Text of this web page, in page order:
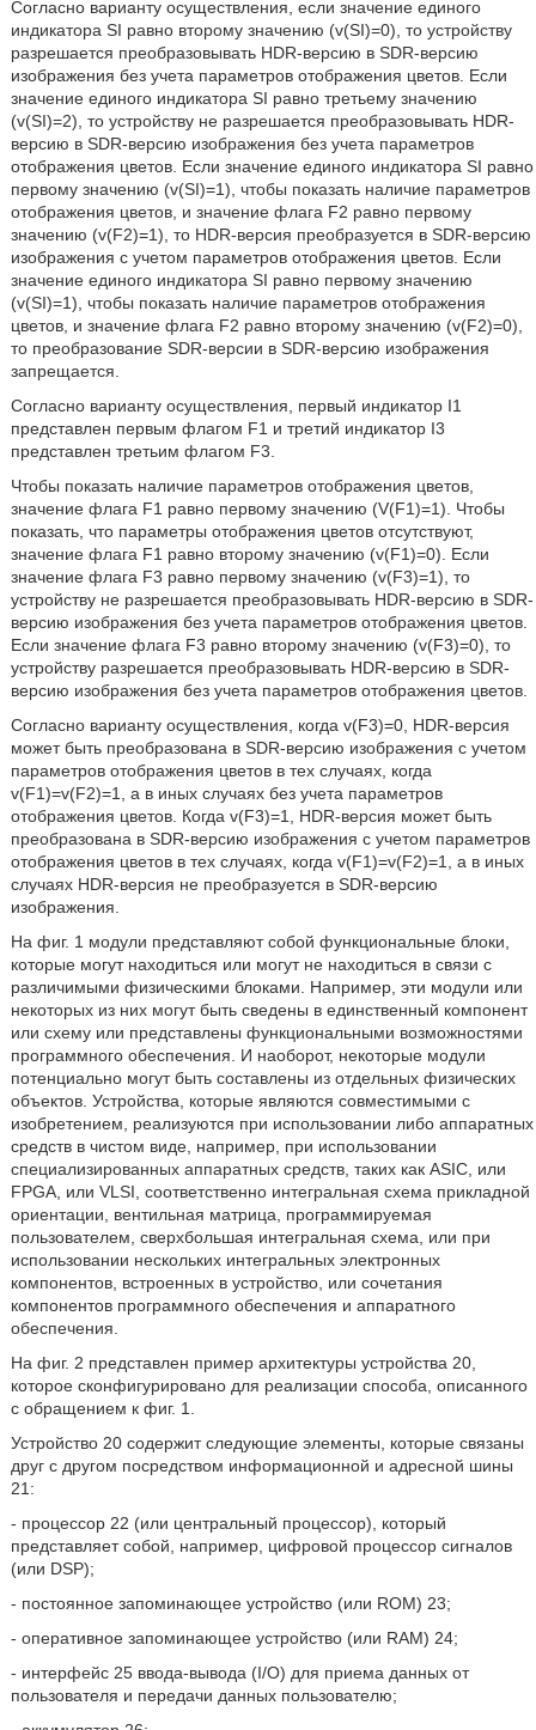
Согласно варианту осуществления, если значение единого
индикатора SI равно второму значению (v(SI)=0), то устройству
разрешается преобразовывать HDR-версию в SDR-версию
изображения без учета параметров отображения цветов. Если
значение единого индикатора SI равно третьему значению
(v(SI)=2), то устройству не разрешается преобразовывать HDR-
версию в SDR-версию изображения без учета параметров
отображения цветов. Если значение единого индикатора SI равно
первому значению (v(SI)=1), чтобы показать наличие параметров
отображения цветов, и значение флага F2 равно первому
значению (v(F2)=1), то HDR-версия преобразуется в SDR-версию
изображения с учетом параметров отображения цветов. Если
значение единого индикатора SI равно первому значению
(v(SI)=1), чтобы показать наличие параметров отображения
цветов, и значение флага F2 равно второму значению (v(F2)=0),
то преобразование SDR-версии в SDR-версию изображения
запрещается.
Согласно варианту осуществления, первый индикатор I1
представлен первым флагом F1 и третий индикатор I3
представлен третьим флагом F3.
Чтобы показать наличие параметров отображения цветов,
значение флага F1 равно первому значению (V(F1)=1). Чтобы
показать, что параметры отображения цветов отсутствуют,
значение флага F1 равно второму значению (v(F1)=0). Если
значение флага F3 равно первому значению (v(F3)=1), то
устройству не разрешается преобразовывать HDR-версию в SDR-
версию изображения без учета параметров отображения цветов.
Если значение флага F3 равно второму значению (v(F3)=0), то
устройству разрешается преобразовывать HDR-версию в SDR-
версию изображения без учета параметров отображения цветов.
Согласно варианту осуществления, когда v(F3)=0, HDR-версия
может быть преобразована в SDR-версию изображения с учетом
параметров отображения цветов в тех случаях, когда
v(F1)=v(F2)=1, а в иных случаях без учета параметров
отображения цветов. Когда v(F3)=1, HDR-версия может быть
преобразована в SDR-версию изображения с учетом параметров
отображения цветов в тех случаях, когда v(F1)=v(F2)=1, а в иных
случаях HDR-версия не преобразуется в SDR-версию
изображения.
На фиг. 1 модули представляют собой функциональные блоки,
которые могут находиться или могут не находиться в связи с
различимыми физическими блоками. Например, эти модули или
некоторых из них могут быть сведены в единственный компонент
или схему или представлены функциональными возможностями
программного обеспечения. И наоборот, некоторые модули
потенциально могут быть составлены из отдельных физических
объектов. Устройства, которые являются совместимыми с
изобретением, реализуются при использовании либо аппаратных
средств в чистом виде, например, при использовании
специализированных аппаратных средств, таких как ASIC, или
FPGA, или VLSI, соответственно интегральная схема прикладной
ориентации, вентильная матрица, программируемая
пользователем, сверхбольшая интегральная схема, или при
использовании нескольких интегральных электронных
компонентов, встроенных в устройство, или сочетания
компонентов программного обеспечения и аппаратного
обеспечения.
На фиг. 2 представлен пример архитектуры устройства 20,
которое сконфигурировано для реализации способа, описанного
с обращением к фиг. 1.
Устройство 20 содержит следующие элементы, которые связаны
друг с другом посредством информационной и адресной шины
21:
- процессор 22 (или центральный процессор), который
представляет собой, например, цифровой процессор сигналов
(или DSP);
- постоянное запоминающее устройство (или ROM) 23;
- оперативное запоминающее устройство (или RAM) 24;
- интерфейс 25 ввода-вывода (I/O) для приема данных от
пользователя и передачи данных пользователю;